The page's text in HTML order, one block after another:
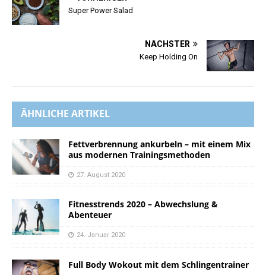
Super Power Salad
NÄCHSTER
Keep Holding On
ÄHNLICHE ARTIKEL
Fettverbrennung ankurbeln – mit einem Mix
aus modernen Trainingsmethoden
27. August 2020
Fitnesstrends 2020 – Abwechslung &
Abenteuer
24. Januar 2020
Full Body Wokout mit dem Schlingentrainer